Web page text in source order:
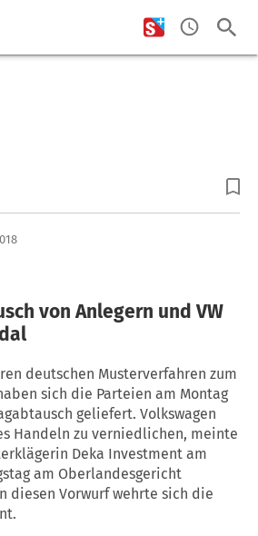
von Anlegern und VW
deutschen Musterverfahren zum
sich die Parteien am Montag
geliefert. Volkswagen
Handeln zu verniedlichen, meinte
Deka Investment am
am Oberlandesgericht
diesen Vorwurf wehrte sich die